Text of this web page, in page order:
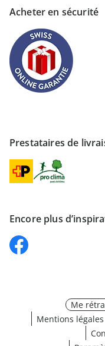
Acheter en sécurité
Prestataires de
Encore plus
Me
Mentions légales